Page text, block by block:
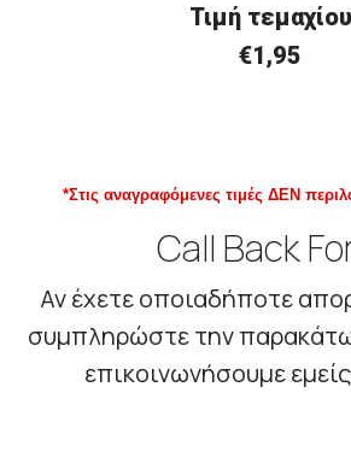
Τιμή τεμαχίου
€1,95
*Στις αναγραφόμενες τιμές ΔΕΝ
Call Back
Αν έχετε οποιαδήποτε
συμπληρώστε την
επικοινωνήσουμε